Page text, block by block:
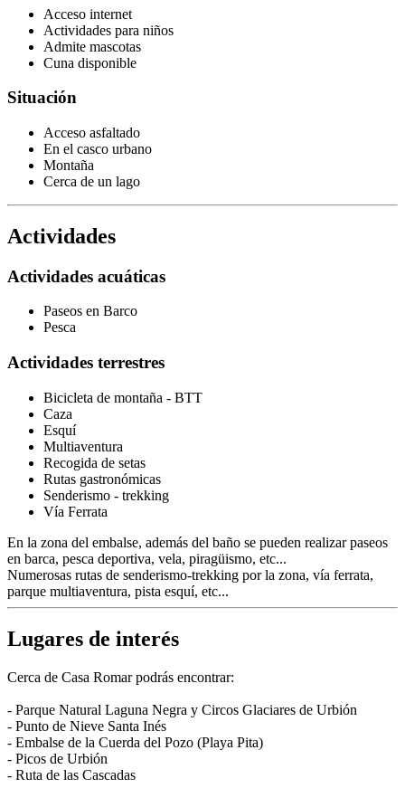
Acceso internet
Actividades para niños
Admite mascotas
Cuna disponible
Situación
Acceso asfaltado
En el casco urbano
Montaña
Cerca de un lago
Actividades
Actividades acuáticas
Paseos en Barco
Pesca
Actividades terrestres
Bicicleta de montaña - BTT
Caza
Esquí
Multiaventura
Recogida de setas
Rutas gastronómicas
Senderismo - trekking
Vía Ferrata
En la zona del embalse, además del baño se pueden realizar paseos
en barca, pesca deportiva, vela, piragüismo, etc...
Numerosas rutas de senderismo-trekking por la zona, vía ferrata,
parque multiaventura, pista esquí, etc...
Lugares de interés
Cerca de Casa Romar podrás encontrar:
- Parque Natural Laguna Negra y Circos Glaciares de Urbión
- Punto de Nieve Santa Inés
- Embalse de la Cuerda del Pozo (Playa Pita)
- Picos de Urbión
- Ruta de las Cascadas